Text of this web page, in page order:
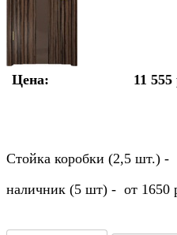
Цена: 11 555
Стойка коробки (2,5 шт.) -
наличник (5 шт) - от 1650